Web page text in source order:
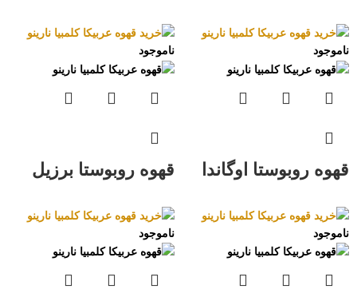
ناموجود
قهوه روبوستا اوگاندا
ناموجود
قهوه روبوستا برزیل
ناموجود ناموجود